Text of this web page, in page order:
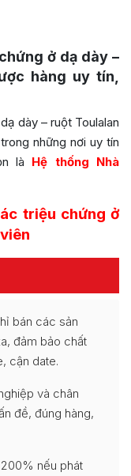
ở dạ dày –
hàng uy tín,
dày – ruột Toulalan
những nơi uy tín
là Hệ thống Nhà
triệu chứng ở
bán các sản
đảm bảo chất
cận date.
và chân
đề, đúng hàng,
nếu phát